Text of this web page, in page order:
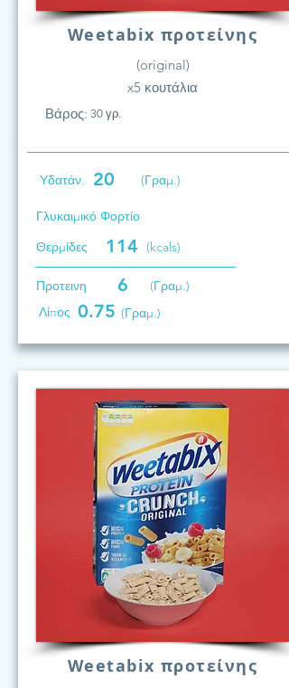
Weetabix προτείνης
(original)
x5 κουτάλια
Βάρος: 30 γρ.
Υδατάν. 20 (Γραμ.)
Γλυκαιμικό Φορτίο
Θερμίδες
114 (kcals)
Προτεινη 6
(Γραμ.)
Λίπος 0.75 (Γραμ.)
Weetabix προτείνης